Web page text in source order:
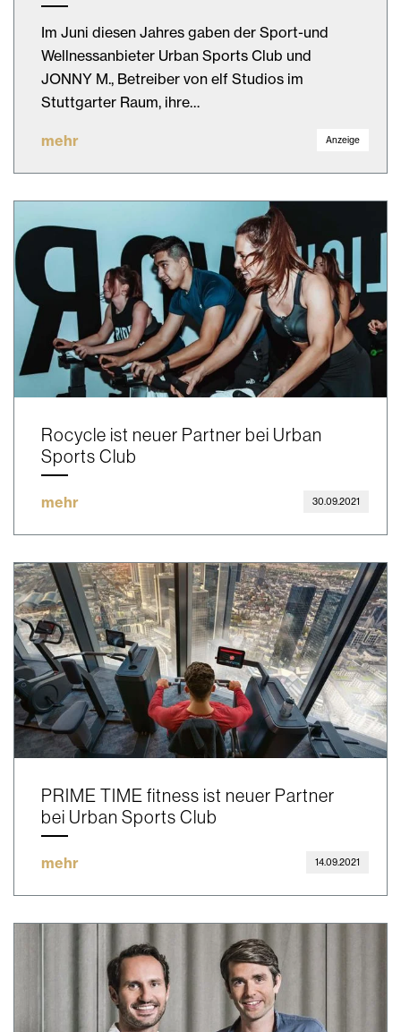
Im Juni diesen Jahres gaben der Sport-und
Wellnessanbieter Urban Sports Club und
JONNY M., Betreiber von elf Studios im
Stuttgarter Raum, ihre…
mehr Anzeige
Rocycle ist neuer Partner bei Urban
Sports Club
mehr 30.09.2021
PRIME TIME fitness ist neuer Partner
bei Urban Sports Club
mehr 14.09.2021